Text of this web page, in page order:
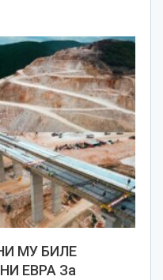
МУ БИЛЕ
ЕВРА За